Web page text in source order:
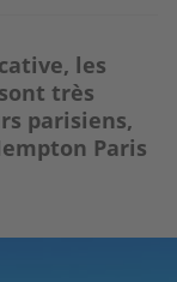
les
très
parisiens,
Paris